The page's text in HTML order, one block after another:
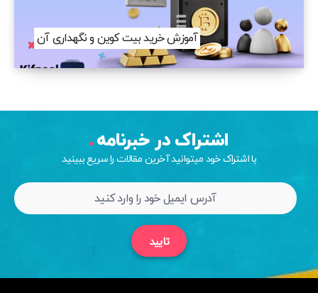
آموزش خرید بیت کوین و نگهداری آن
اشتراک در خبرنامه
با اشتراک خود میتوانید آخرین مقالات را سریع ببینید
تایید